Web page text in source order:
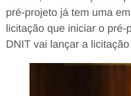
pré-projeto já tem uma
licitação que iniciar o
DNIT vai lançar a